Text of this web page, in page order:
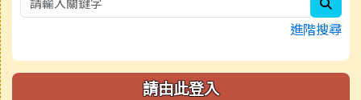
進階搜尋
請由此登入